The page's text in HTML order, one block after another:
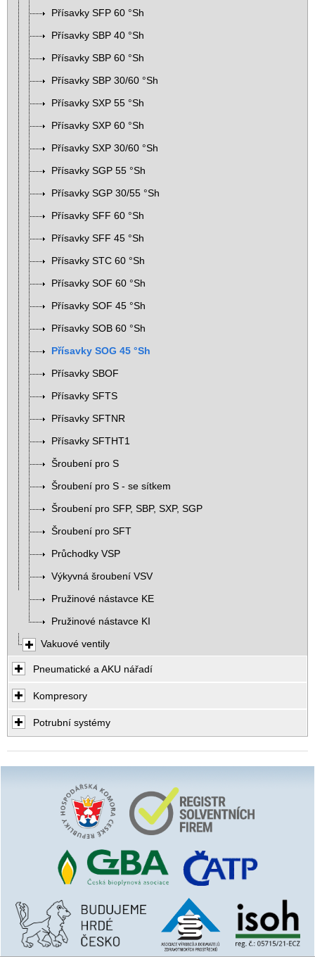
Přísavky SFP 60 °Sh
Přísavky SBP 40 °Sh
Přísavky SBP 60 °Sh
Přísavky SBP 30/60 °Sh
Přísavky SXP 55 °Sh
Přísavky SXP 60 °Sh
Přísavky SXP 30/60 °Sh
Přísavky SGP 55 °Sh
Přísavky SGP 30/55 °Sh
Přísavky SFF 60 °Sh
Přísavky SFF 45 °Sh
Přísavky STC 60 °Sh
Přísavky SOF 60 °Sh
Přísavky SOF 45 °Sh
Přísavky SOB 60 °Sh
Přísavky SOG 45 °Sh
Přísavky SBOF
Přísavky SFTS
Přísavky SFTNR
Přísavky SFTHT1
Šroubení pro S
Šroubení pro S - se sítkem
Šroubení pro SFP, SBP, SXP, SGP
Šroubení pro SFT
Průchodky VSP
Výkyvná šroubení VSV
Pružinové nástavce KE
Pružinové nástavce KI
Vakuové ventily
Pneumatické a AKU nářadí
Kompresory
Potrubní systémy